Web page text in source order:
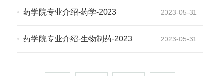
药学院专业介绍-药学-2023 2023-05-31
药学院专业介绍-生物制药-2023 2023-05-31